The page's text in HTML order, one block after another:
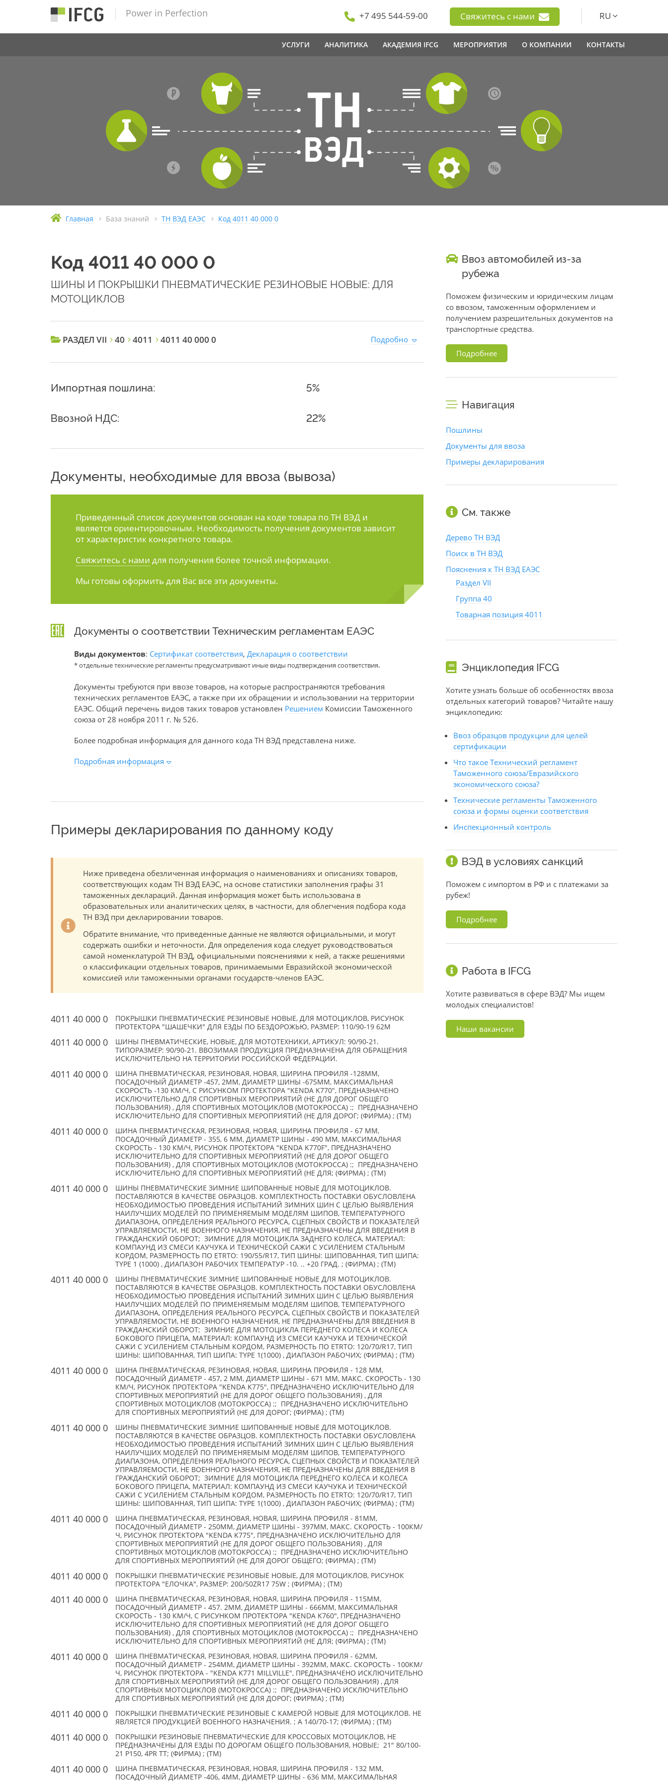
Power in Perfection +7 495 544-59-00 Свяжитесь с нами RU
УСЛУГИ АНАЛИТИКА АКАДЕМИЯ IFCG МЕРОПРИЯТИЯ О КОМПАНИИ КОНТАКТЫ
Главная База знаний ТН ВЭД ЕАЭС Код 4011 40 000 0
Код 4011 40 000 0
ШИНЫ И ПОКРЫШКИ ПНЕВМАТИЧЕСКИЕ РЕЗИНОВЫЕ НОВЫЕ: ДЛЯ
МОТОЦИКЛОВ
РАЗДЕЛ VII 40 4011 4011 40 000 0 Подробно
Импортная пошлина: 5%
Ввозной НДС: 22%
Документы, необходимые для ввоза (вывоза)
Приведенный список документов основан на коде товара по ТН ВЭД и
является ориентировочным. Необходимость получения документов зависит
от характеристик конкретного товара.
Свяжитесь с нами для получения более точной информации.
Мы готовы оформить для Вас все эти документы.
Документы о соответствии Техническим регламентам ЕАЭС
Виды документов: Сертификат соответствия, Декларация о соответствии
* отдельные технические регламенты предусматривают иные виды подтверждения соответствия.
Документы требуются при ввозе товаров, на которые распространяются требования
технических регламентов ЕАЭС, а также при их обращении и использовании на территории
ЕАЭС. Общий перечень видов таких товаров установлен Решением Комиссии Таможенного
союза от 28 ноября 2011 г. № 526.
Более подробная информация для данного кода ТН ВЭД представлена ниже.
Подробная информация
Примеры декларирования по данному коду
Ниже приведена обезличенная информация о наименованиях и описаниях товаров,
соответствующих кодам ТН ВЭД ЕАЭС, на основе статистики заполнения графы 31
таможенных деклараций. Данная информация может быть использована в
образовательных или аналитических целях, в частности, для облегчения подбора кода
ТН ВЭД при декларировании товаров.
Обратите внимание, что приведенные данные не являются официальными, и могут
содержать ошибки и неточности. Для определения кода следует руководствоваться
самой номенклатурой ТН ВЭД, официальными пояснениями к ней, а также решениями
о классификации отдельных товаров, принимаемыми Евразийской экономической
комиссией или таможенными органами государств-членов ЕАЭС.
4011 40 000 0
ПОКРЫШКИ ПНЕВМАТИЧЕСКИЕ РЕЗИНОВЫЕ НОВЫЕ, ДЛЯ МОТОЦИКЛОВ, РИСУНОК
ПРОТЕКТОРА "ШАШЕЧКИ" ДЛЯ ЕЗДЫ ПО БЕЗДОРОЖЬЮ, РАЗМЕР: 110/90-19 62M
4011 40 000 0
ШИНЫ ПНЕВМАТИЧЕСКИЕ, НОВЫЕ, ДЛЯ МОТОТЕХНИКИ, АРТИКУЛ: 90/90-21.
ТИПОРАЗМЕР: 90/90-21. ВВОЗИМАЯ ПРОДУКЦИЯ ПРЕДНАЗНАЧЕНА ДЛЯ ОБРАЩЕНИЯ
ИСКЛЮЧИТЕЛЬНО НА ТЕРРИТОРИИ РОССИЙСКОЙ ФЕДЕРАЦИИ.
4011 40 000 0
ШИНА ПНЕВМАТИЧЕСКАЯ, РЕЗИНОВАЯ, НОВАЯ, ШИРИНА ПРОФИЛЯ -128ММ,
ПОСАДОЧНЫЙ ДИАМЕТР -457, 2ММ, ДИАМЕТР ШИНЫ -675ММ, МАКСИМАЛЬНАЯ
СКОРОСТЬ -130 КМ/Ч, C РИСУНКОМ ПРОТЕКТОРА "KENDA K770", ПРЕДНАЗНАЧЕНО
ИСКЛЮЧИТЕЛЬНО ДЛЯ СПОРТИВНЫХ МЕРОПРИЯТИЙ (НЕ ДЛЯ ДОРОГ ОБЩЕГО
ПОЛЬЗОВАНИЯ) , ДЛЯ СПОРТИВНЫХ МОТОЦИКЛОВ (МОТОКРОССА) :; ПРЕДНАЗНАЧЕНО
ИСКЛЮЧИТЕЛЬНО ДЛЯ СПОРТИВНЫХ МЕРОПРИЯТИЙ (НЕ ДЛЯ ДОРОГ; (ФИРМА) ; (TM)
4011 40 000 0
ШИНА ПНЕВМАТИЧЕСКАЯ, РЕЗИНОВАЯ, НОВАЯ, ШИРИНА ПРОФИЛЯ - 67 ММ,
ПОСАДОЧНЫЙ ДИАМЕТР - 355, 6 ММ, ДИАМЕТР ШИНЫ - 490 ММ, МАКСИМАЛЬНАЯ
СКОРОСТЬ - 130 КМ/Ч, РИСУНОК ПРОТЕКТОРА "KENDA K770F", ПРЕДНАЗНАЧЕНО
ИСКЛЮЧИТЕЛЬНО ДЛЯ СПОРТИВНЫХ МЕРОПРИЯТИЙ (НЕ ДЛЯ ДОРОГ ОБЩЕГО
ПОЛЬЗОВАНИЯ) , ДЛЯ СПОРТИВНЫХ МОТОЦИКЛОВ (МОТОКРОССА) :; ПРЕДНАЗНАЧЕНО
ИСКЛЮЧИТЕЛЬНО ДЛЯ СПОРТИВНЫХ МЕРОПРИЯТИЙ (НЕ ДЛЯ; (ФИРМА) ; (TM)
4011 40 000 0
ШИНЫ ПНЕВМАТИЧЕСКИЕ ЗИМНИЕ ШИПОВАННЫЕ НОВЫЕ ДЛЯ МОТОЦИКЛОВ.
ПОСТАВЛЯЮТСЯ В КАЧЕСТВЕ ОБРАЗЦОВ. КОМПЛЕКТНОСТЬ ПОСТАВКИ ОБУСЛОВЛЕНА
НЕОБХОДИМОСТЬЮ ПРОВЕДЕНИЯ ИСПЫТАНИЙ ЗИМНИХ ШИН С ЦЕЛЬЮ ВЫЯВЛЕНИЯ
НАИЛУЧШИХ МОДЕЛЕЙ ПО ПРИМЕНЯЕМЫМ МОДЕЛЯМ ШИПОВ, ТЕМПЕРАТУРНОГО
ДИАПАЗОНА, ОПРЕДЕЛЕНИЯ РЕАЛЬНОГО РЕСУРСА, СЦЕПНЫХ СВОЙСТВ И ПОКАЗАТЕЛЕЙ
УПРАВЛЯЕМОСТИ, НЕ ВОЕННОГО НАЗНАЧЕНИЯ, НЕ ПРЕДНАЗНАЧЕНЫ ДЛЯ ВВЕДЕНИЯ В
ГРАЖДАНСКИЙ ОБОРОТ; ЗИМНИЕ ДЛЯ МОТОЦИКЛА ЗАДНЕГО КОЛЕСА, МАТЕРИАЛ:
КОМПАУНД ИЗ СМЕСИ КАУЧУКА И ТЕХНИЧЕСКОЙ САЖИ С УСИЛЕНИЕМ СТАЛЬНЫМ
КОРДОМ, РАЗМЕРНОСТЬ ПО ETRTO: 190/55/R17, ТИП ШИНЫ: ШИПОВАННАЯ, ТИП ШИПА:
TYPE 1 (1000) , ДИАПАЗОН РАБОЧИХ ТЕМПЕРАТУР -10. .. +20 ГРАД. ; (ФИРМА) ; (TM)
4011 40 000 0
ШИНЫ ПНЕВМАТИЧЕСКИЕ ЗИМНИЕ ШИПОВАННЫЕ НОВЫЕ ДЛЯ МОТОЦИКЛОВ.
ПОСТАВЛЯЮТСЯ В КАЧЕСТВЕ ОБРАЗЦОВ. КОМПЛЕКТНОСТЬ ПОСТАВКИ ОБУСЛОВЛЕНА
НЕОБХОДИМОСТЬЮ ПРОВЕДЕНИЯ ИСПЫТАНИЙ ЗИМНИХ ШИН С ЦЕЛЬЮ ВЫЯВЛЕНИЯ
НАИЛУЧШИХ МОДЕЛЕЙ ПО ПРИМЕНЯЕМЫМ МОДЕЛЯМ ШИПОВ, ТЕМПЕРАТУРНОГО
ДИАПАЗОНА, ОПРЕДЕЛЕНИЯ РЕАЛЬНОГО РЕСУРСА, СЦЕПНЫХ СВОЙСТВ И ПОКАЗАТЕЛЕЙ
УПРАВЛЯЕМОСТИ, НЕ ВОЕННОГО НАЗНАЧЕНИЯ, НЕ ПРЕДНАЗНАЧЕНЫ ДЛЯ ВВЕДЕНИЯ В
ГРАЖДАНСКИЙ ОБОРОТ; ЗИМНИЕ ДЛЯ МОТОЦИКЛА ПЕРЕДНЕГО КОЛЕСА И КОЛЕСА
БОКОВОГО ПРИЦЕПА, МАТЕРИАЛ: КОМПАУНД ИЗ СМЕСИ КАУЧУКА И ТЕХНИЧЕСКОЙ
САЖИ С УСИЛЕНИЕМ СТАЛЬНЫМ КОРДОМ, РАЗМЕРНОСТЬ ПО ETRTO: 120/70/R17, ТИП
ШИНЫ: ШИПОВАННАЯ, ТИП ШИПА: TYPE 1(1000) , ДИАПАЗОН РАБОЧИХ; (ФИРМА) ; (TM)
4011 40 000 0
ШИНА ПНЕВМАТИЧЕСКАЯ, РЕЗИНОВАЯ, НОВАЯ, ШИРИНА ПРОФИЛЯ - 128 ММ,
ПОСАДОЧНЫЙ ДИАМЕТР - 457, 2 ММ, ДИАМЕТР ШИНЫ - 671 ММ, МАКС. СКОРОСТЬ - 130
КМ/Ч, РИСУНОК ПРОТЕКТОРА "KENDA K775", ПРЕДНАЗНАЧЕНО ИСКЛЮЧИТЕЛЬНО ДЛЯ
СПОРТИВНЫХ МЕРОПРИЯТИЙ (НЕ ДЛЯ ДОРОГ ОБЩЕГО ПОЛЬЗОВАНИЯ) , ДЛЯ
СПОРТИВНЫХ МОТОЦИКЛОВ (МОТОКРОССА) :; ПРЕДНАЗНАЧЕНО ИСКЛЮЧИТЕЛЬНО
ДЛЯ СПОРТИВНЫХ МЕРОПРИЯТИЙ (НЕ ДЛЯ ДОРОГ; (ФИРМА) ; (TM)
4011 40 000 0
ШИНЫ ПНЕВМАТИЧЕСКИЕ ЗИМНИЕ ШИПОВАННЫЕ НОВЫЕ ДЛЯ МОТОЦИКЛОВ.
ПОСТАВЛЯЮТСЯ В КАЧЕСТВЕ ОБРАЗЦОВ. КОМПЛЕКТНОСТЬ ПОСТАВКИ ОБУСЛОВЛЕНА
НЕОБХОДИМОСТЬЮ ПРОВЕДЕНИЯ ИСПЫТАНИЙ ЗИМНИХ ШИН С ЦЕЛЬЮ ВЫЯВЛЕНИЯ
НАИЛУЧШИХ МОДЕЛЕЙ ПО ПРИМЕНЯЕМЫМ МОДЕЛЯМ ШИПОВ, ТЕМПЕРАТУРНОГО
ДИАПАЗОНА, ОПРЕДЕЛЕНИЯ РЕАЛЬНОГО РЕСУРСА, СЦЕПНЫХ СВОЙСТВ И ПОКАЗАТЕЛЕЙ
УПРАВЛЯЕМОСТИ, НЕ ВОЕННОГО НАЗНАЧЕНИЯ, НЕ ПРЕДНАЗНАЧЕНЫ ДЛЯ ВВЕДЕНИЯ В
ГРАЖДАНСКИЙ ОБОРОТ; ЗИМНИЕ ДЛЯ МОТОЦИКЛА ПЕРЕДНЕГО КОЛЕСА И КОЛЕСА
БОКОВОГО ПРИЦЕПА, МАТЕРИАЛ: КОМПАУНД ИЗ СМЕСИ КАУЧУКА И ТЕХНИЧЕСКОЙ
САЖИ С УСИЛЕНИЕМ СТАЛЬНЫМ КОРДОМ, РАЗМЕРНОСТЬ ПО ETRTO: 120/70/R17, ТИП
ШИНЫ: ШИПОВАННАЯ, ТИП ШИПА: TYPE 1(1000) , ДИАПАЗОН РАБОЧИХ; (ФИРМА) ; (TM)
4011 40 000 0
ШИНА ПНЕВМАТИЧЕСКАЯ, РЕЗИНОВАЯ, НОВАЯ, ШИРИНА ПРОФИЛЯ - 81ММ,
ПОСАДОЧНЫЙ ДИАМЕТР - 250ММ, ДИАМЕТР ШИНЫ - 397ММ, МАКС. СКОРОСТЬ - 100КМ/
Ч, РИСУНОК ПРОТЕКТОРА "KENDA K775", ПРЕДНАЗНАЧЕНО ИСКЛЮЧИТЕЛЬНО ДЛЯ
СПОРТИВНЫХ МЕРОПРИЯТИЙ (НЕ ДЛЯ ДОРОГ ОБЩЕГО ПОЛЬЗОВАНИЯ) , ДЛЯ
СПОРТИВНЫХ МОТОЦИКЛОВ (МОТОКРОССА) :; ПРЕДНАЗНАЧЕНО ИСКЛЮЧИТЕЛЬНО
ДЛЯ СПОРТИВНЫХ МЕРОПРИЯТИЙ (НЕ ДЛЯ ДОРОГ ОБЩЕГО; (ФИРМА) ; (TM)
4011 40 000 0
ПОКРЫШКИ ПНЕВМАТИЧЕСКИЕ РЕЗИНОВЫЕ НОВЫЕ, ДЛЯ МОТОЦИКЛОВ, РИСУНОК
ПРОТЕКТОРА "ЕЛОЧКА", РАЗМЕР: 200/50ZR17 75W ; (ФИРМА) ; (TM)
4011 40 000 0
ШИНА ПНЕВМАТИЧЕСКАЯ, РЕЗИНОВАЯ, НОВАЯ, ШИРИНА ПРОФИЛЯ - 115ММ,
ПОСАДОЧНЫЙ ДИАМЕТР - 457. 2ММ, ДИАМЕТР ШИНЫ - 666ММ, МАКСИМАЛЬНАЯ
СКОРОСТЬ - 130 КМ/Ч, C РИСУНКОМ ПРОТЕКТОРА "KENDA K760", ПРЕДНАЗНАЧЕНО
ИСКЛЮЧИТЕЛЬНО ДЛЯ СПОРТИВНЫХ МЕРОПРИЯТИЙ (НЕ ДЛЯ ДОРОГ ОБЩЕГО
ПОЛЬЗОВАНИЯ) , ДЛЯ СПОРТИВНЫХ МОТОЦИКЛОВ (МОТОКРОССА) :; ПРЕДНАЗНАЧЕНО
ИСКЛЮЧИТЕЛЬНО ДЛЯ СПОРТИВНЫХ МЕРОПРИЯТИЙ (НЕ ДЛЯ; (ФИРМА) ; (TM)
4011 40 000 0
ШИНА ПНЕВМАТИЧЕСКАЯ, РЕЗИНОВАЯ, НОВАЯ, ШИРИНА ПРОФИЛЯ - 62ММ,
ПОСАДОЧНЫЙ ДИАМЕТР - 254ММ, ДИАМЕТР ШИНЫ - 392ММ, МАКС. СКОРОСТЬ - 100КМ/
Ч, РИСУНОК ПРОТЕКТОРА - "KENDA K771 MILLVILLE", ПРЕДНАЗНАЧЕНО ИСКЛЮЧИТЕЛЬНО
ДЛЯ СПОРТИВНЫХ МЕРОПРИЯТИЙ (НЕ ДЛЯ ДОРОГ ОБЩЕГО ПОЛЬЗОВАНИЯ) , ДЛЯ
СПОРТИВНЫХ МОТОЦИКЛОВ (МОТОКРОССА) :; ПРЕДНАЗНАЧЕНО ИСКЛЮЧИТЕЛЬНО
ДЛЯ СПОРТИВНЫХ МЕРОПРИЯТИЙ (НЕ ДЛЯ ДОРОГ; (ФИРМА) ; (TM)
4011 40 000 0
ПОКРЫШКИ ПНЕВМАТИЧЕСКИЕ РЕЗИНОВЫЕ С КАМЕРОЙ НОВЫЕ ДЛЯ МОТОЦИКЛОВ. НЕ
ЯВЛЯЕТСЯ ПРОДУКЦИЕЙ ВОЕННОГО НАЗНАЧЕНИЯ. ; А 140/70-17; (ФИРМА) ; (TM)
4011 40 000 0
ПОКРЫШКИ РЕЗИНОВЫЕ ПНЕВМАТИЧЕСКИЕ ДЛЯ КРОССОВЫХ МОТОЦИКЛОВ, НЕ
ПРЕДНАЗНАЧЕНЫ ДЛЯ ЕЗДЫ ПО ДОРОГАМ ОБЩЕГО ПОЛЬЗОВАНИЯ, НОВЫЕ; 21" 80/100-
21 P150, 4PR TT; (ФИРМА) ; (TM)
4011 40 000 0
ШИНА ПНЕВМАТИЧЕСКАЯ, РЕЗИНОВАЯ, НОВАЯ, ШИРИНА ПРОФИЛЯ - 132 ММ,
ПОСАДОЧНЫЙ ДИАМЕТР -406, 4ММ, ДИАМЕТР ШИНЫ - 636 ММ, МАКСИМАЛЬНАЯ
Ввоз автомобилей из-за
рубежа
Поможем физическим и юридическим лицам
со ввозом, таможенным оформлением и
получением разрешительных документов на
транспортные средства.
Подробнее
Навигация
Пошлины
Документы для ввоза
Примеры декларирования
См. также
Дерево ТН ВЭД
Поиск в ТН ВЭД
Пояснения к ТН ВЭД ЕАЭС
Раздел VII
Группа 40
Товарная позиция 4011
Энциклопедия IFCG
Хотите узнать больше об особенностях ввоза
отдельных категорий товаров? Читайте нашу
энциклопедию:
Ввоз образцов продукции для целей
сертификации
Что такое Технический регламент
Таможенного союза/Евразийского
экономического союза?
Технические регламенты Таможенного
союза и формы оценки соответствия
Инспекционный контроль
ВЭД в условиях санкций
Поможем с импортом в РФ и с платежами за
рубеж!
Подробнее
Работа в IFCG
Хотите развиваться в сфере ВЭД? Мы ищем
молодых специалистов!
Наши вакансии